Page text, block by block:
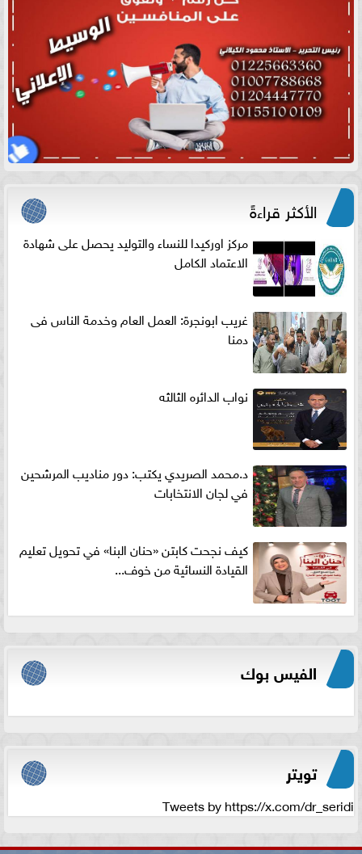
الأكثر قراءةً
مركز اوركيدا للنساء والتوليد يحصل على شهادة
الاعتماد الكامل
غريب ابونجرة: العمل العام وخدمة الناس فى
دمنا
نواب الدائره الثالثه
د.محمد الصريدي يكتب: دور مناديب المرشحين
في لجان الانتخابات
كيف نجحت كابتن «حنان البنا» في تحويل تعليم
القيادة النسائية من خوف...
الفيس بوك
تويتر
Tweets by https://x.com/dr_seridi